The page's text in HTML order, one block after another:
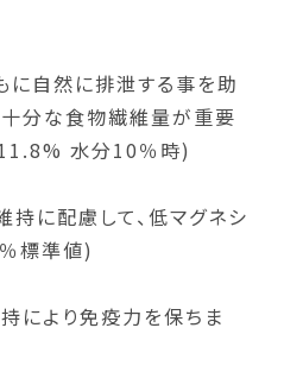
自然に排泄する事を助
十分な食物繊維量が重要
水分10％時)
に配慮して、低マグネシ
標準値)
により免疫力を保ちま